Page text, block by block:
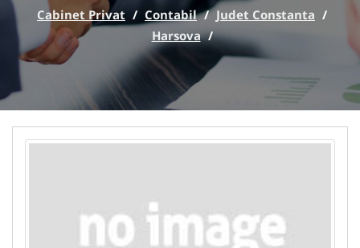
Cabinet Privat / Contabil / Judet Constanta /
Harsova /